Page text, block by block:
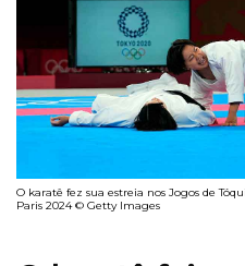
O karatê fez sua estreia nos Jogos de
Paris 2024 © Getty Images